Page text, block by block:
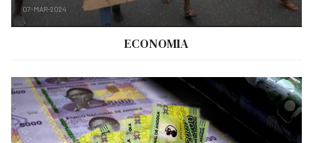
07-MAR-2024
ECONOMIA